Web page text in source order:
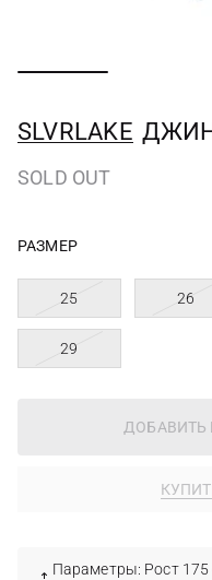
SLVRLAKE
SOLD OUT
РАЗМЕР
25 26
29
ДОБАВИТЬ
Параметры: Рост 175